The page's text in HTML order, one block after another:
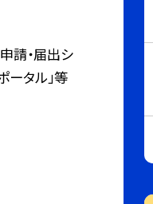
請・届出シ
ータル」等